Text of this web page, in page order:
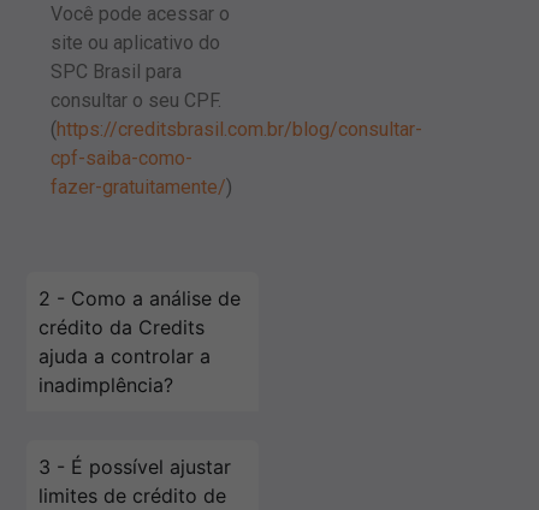
Você pode acessar o
site ou aplicativo do
SPC Brasil para
consultar o seu CPF.
(https://creditsbrasil.com.br/blog/consultar-
cpf-saiba-como-
fazer-gratuitamente/)
2 - Como a análise de
crédito da Credits
ajuda a controlar a
inadimplência?
3 - É possível ajustar
limites de crédito de